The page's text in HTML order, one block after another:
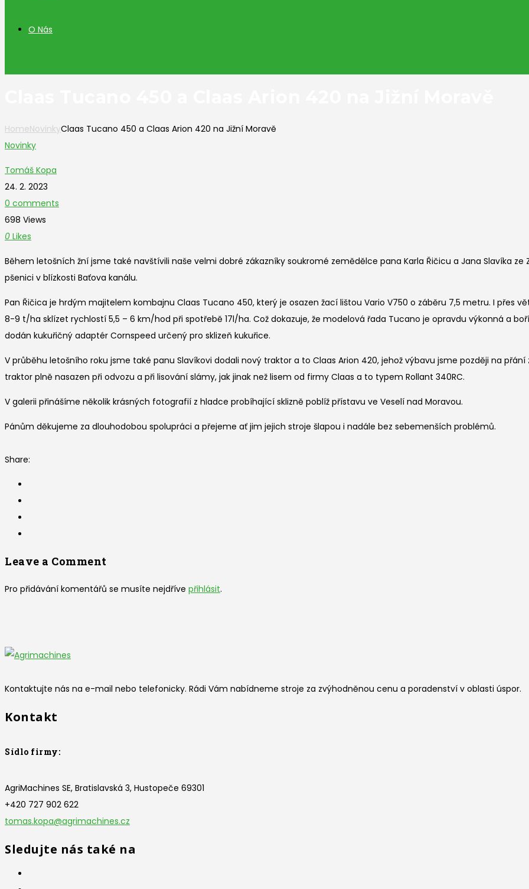
O Nás
HomeNovinkyClaas Tucano 450 a Claas Arion 420 na Jižní Moravě
Novinky
Tomáš Kopa
24. 2. 2023
0 comments
698 Views
0 Likes
Během letošních žní jsme také navštívili naše velmi dobré zákazníky soukromé zemědělce pana Karla Řičicu a Jana Slavíka ze
pšenici v blízkosti Baťova kanálu.
Pan Řičica je hrdým majitelem kombajnu Claas Tucano 450, který je osazen žací lištou Vario V750 o záběru 7,5 metru. I přes
8-9 t/ha sklízet rychlostí 5,5 – 6 km/hod při spotřebě 17l/ha. Což dokazuje, že modelová řada Tucano je opravdu výkonná a
dodán kukuřičný adaptér Cornspeed určený pro sklizeň kukuřice.
V průběhu letošního roku jsme také panu Slavíkovi dodali nový traktor a to Claas Arion 420, jehož výbavu jsme později na přání
traktor plně nasazen při odvozu a při lisování slámy, jak jinak než lisem od firmy Claas a to typem Rollant 340RC.
V galerii přinášíme několik krásných fotografií z hladce probíhající sklizně poblíž přístavu ve Veselí nad Moravou.
Pánům děkujeme za dlouhodobou spolupráci a přejeme ať jim jejich stroje šlapou i nadále bez sebemenších problémů.
Share:
Leave a Comment
Pro přidávání komentářů se musíte nejdříve přihlásit.
Kontaktujte nás na e-mail nebo telefonicky. Rádi Vám nabídneme stroje za zvýhodněnou cenu a poradenství v oblasti úspor.
Kontakt
Sídlo firmy:
AgriMachines SE, Bratislavská 3, Hustopeče 69301
+420 727 902 622
tomas.kopa@agrimachines.cz
Sledujte nás také na